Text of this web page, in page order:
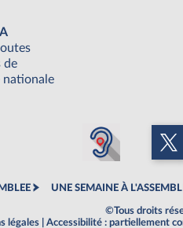
de
nationale
UNE SEMAINE À
©Tous droits
légales
Accessibilité : partiellement